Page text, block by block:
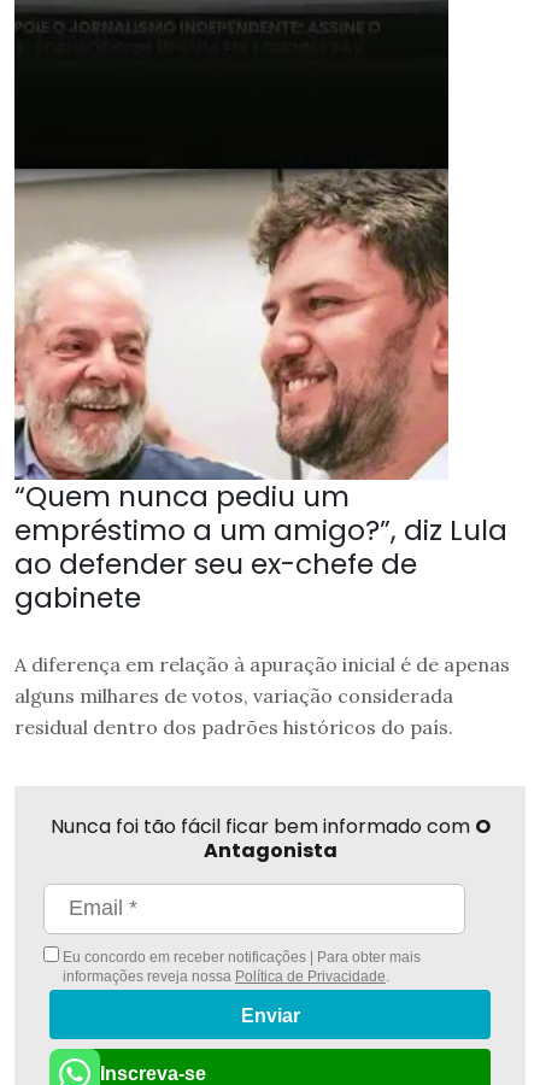
“Quem nunca pediu um
empréstimo a um amigo?”, diz Lula
ao defender seu ex-chefe de
gabinete
A diferença em relação à apuração inicial é de apenas
alguns milhares de votos, variação considerada
residual dentro dos padrões históricos do país.
Nunca foi tão fácil ficar bem informado com O
Antagonista
Eu concordo em receber notificações | Para obter mais
informações reveja nossa Política de Privacidade
Enviar
Inscreva-se